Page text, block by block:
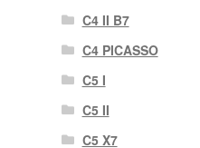
C4 II B7
C4 PICASSO
C5 I
C5 II
C5 X7